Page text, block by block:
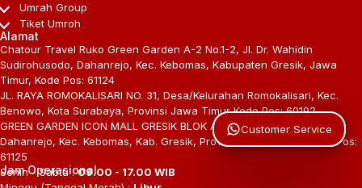
Customer Service
Umrah Group
Tiket Umroh
Alamat
Chatour Travel Ruko Green Garden A-2 No.1-2, Jl. Dr. Wahidin
Sudirohusodo, Dahanrejo, Kec. Kebomas, Kabupaten Gresik, Jawa
Timur, Kode Pos: 61124
JL. RAYA ROMOKALISARI NO. 31, Desa/Kelurahan Romokalisari, Kec.
Benowo, Kota Surabaya, Provinsi Jawa Timur Kode Pos: 60192
GREEN GARDEN ICON MALL GRESIK BLOK A1-2, Desa/Kelurahan
Dahanrejo, Kec. Kebomas, Kab. Gresik, Provinsi Jawa Timur, Kode Pos:
61125
Jam Operasional
Senin - Sabtu :09.00 - 17.00 WIB